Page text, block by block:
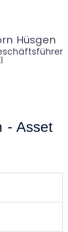
Hüsgen
- Asset